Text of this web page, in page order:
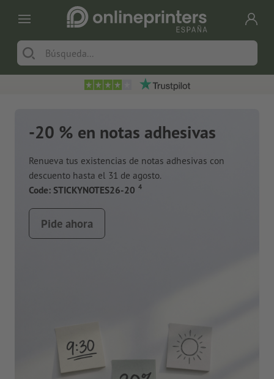
-20 % en notas adhesivas
Renueva tus existencias de notas adhesivas con
descuento hasta el 31 de agosto.
Code: STICKYNOTES26-20 4
Pide ahora